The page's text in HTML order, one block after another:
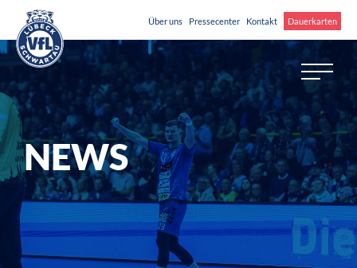
Über uns Pressecenter Kontakt Dauerkarten
NEWS